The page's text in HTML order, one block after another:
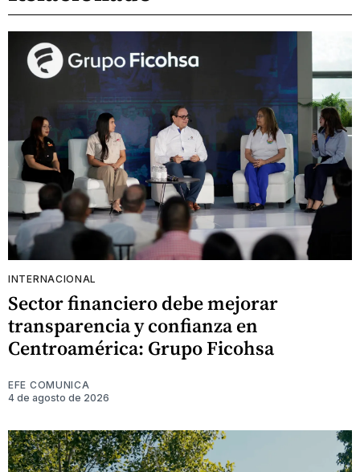
INTERNACIONAL
Sector financiero debe mejorar
transparencia y confianza en
Centroamérica: Grupo Ficohsa
EFE COMUNICA
4 de agosto de 2026